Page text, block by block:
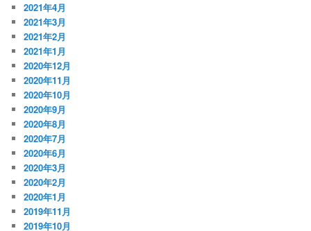
2021年4月
2021年3月
2021年2月
2021年1月
2020年12月
2020年11月
2020年10月
2020年9月
2020年8月
2020年7月
2020年6月
2020年3月
2020年2月
2020年1月
2019年11月
2019年10月